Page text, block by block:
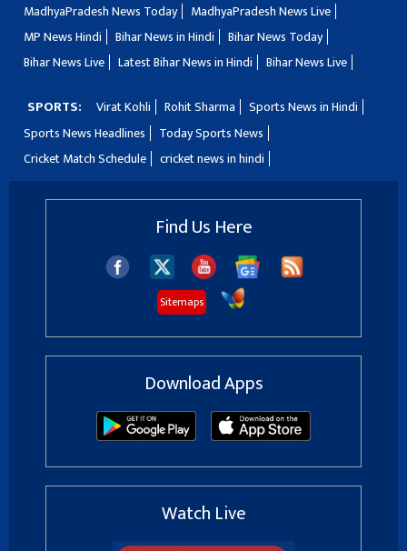
MadhyaPradesh News Today
MadhyaPradesh News Live
MP News Hindi
Bihar News in Hindi
Bihar News Today
Bihar News Live
Latest Bihar News in Hindi Bihar News Live
SPORTS: Virat Kohli Rohit Sharma
Sports News in Hindi
Sports News Headlines
Today Sports News
Cricket Match Schedule
cricket news in hindi
Find Us Here
Sitemaps
Download Apps
Watch Live